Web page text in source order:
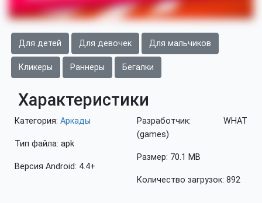
Для детей Для девочек Для мальчиков
Кликеры Раннеры Бегалки
Характеристики
Категория: Аркады
Тип файла: apk
Версия Android: 4.4+
Разработчик: WHAT
(games)
Размер: 70.1 MB
Количество загрузок: 892